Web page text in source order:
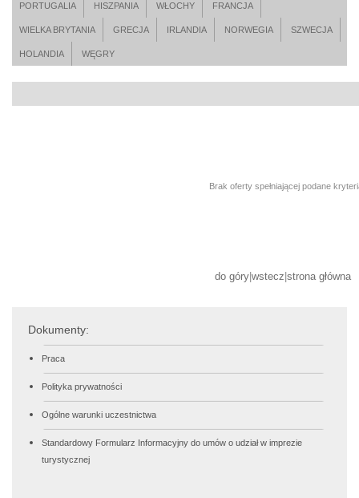
PORTUGALIA HISZPANIA WŁOCHY FRANCJA
WIELKA BRYTANIA GRECJA IRLANDIA NORWEGIA SZWECJA
HOLANDIA WĘGRY
Brak oferty spełniającej podane
do góry wstecz strona główna
Dokumenty:
Praca
Polityka prywatności
Ogólne warunki uczestnictwa
Standardowy Formularz Informacyjny do umów o udział w imprezie
turystycznej